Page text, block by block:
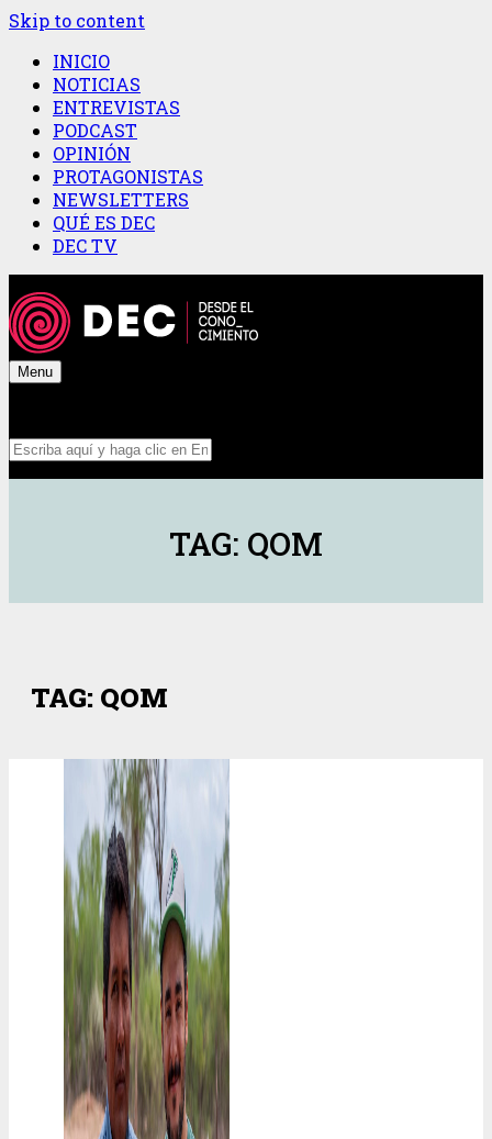
Skip to content
INICIO
NOTICIAS
ENTREVISTAS
PODCAST
OPINIÓN
PROTAGONISTAS
NEWSLETTERS
QUÉ ES DEC
DEC TV
Menu
TAG: QOM
TAG: QOM